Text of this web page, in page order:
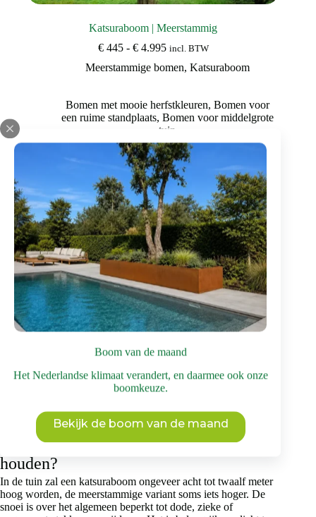
Boom van de maand
Het Nederlandse klimaat verandert, en daarmee ook onze
boomkeuze.
Bekijk de boom van de maand
Katsuraboom | Meerstammig
€445 - €4.995Prijsklasse:
tot
incl. BTW
Meerstammige bomen, Katsuraboom
Bomen met mooie herfstkleuren, Bomen voor
een ruime standplaats, Bomen voor middelgrote
tuin
Bekijk deze boom
Dit
product
heeft
meerdere
variaties.
Deze
optie
kan
gekozen
worden
de
productpagina
Katsuraboom (Cercidiphyllum japonicum) kopen
Kan ik een katsuraboom kopen?
Je kunt zeker een katsuraboom kopen. Bij Brienissen kun je
een meerstammig of hoogstam exemplaar kopen. Beide
varianten hebben hun eigen voordelen. Als je een
katsuraboom wil kopen, kun je rekenen op schitterende
herfstkleuren in tinten goudgeel, geeloranje en oranjerood.
Wanneer het blad afvalt in de winter, gaat dit gepaard met een
subtiele karamelgeur. Anderen zouden het omschrijven als
boom ook wel de ‘koekjesboom’.
Hoe kan ik mijn katsuraboom klein
houden?
In de tuin zal een katsuraboom ongeveer acht tot twaalf meter
hoog worden, de meerstammige variant soms iets hoger. De
snoei is over het algemeen beperkt tot dode, zieke of